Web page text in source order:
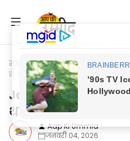
मुख्यपृष्ठ Jaunpur Update
ने थामा भाजपा का दामन
Jaunpur News:
थामा भाजपा का दामन
Aap Ki Ummid
जनवरी 04, 2026